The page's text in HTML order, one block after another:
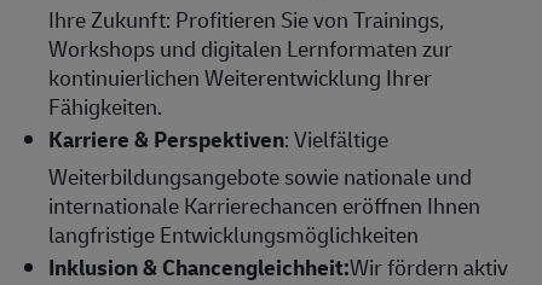
Ihre Zukunft: Profitieren Sie von Trainings,
Workshops und digitalen Lernformaten zur
kontinuierlichen Weiterentwicklung Ihrer
Fähigkeiten.
Karriere & Perspektiven: Vielfältige
Weiterbildungsangebote sowie nationale und
internationale Karrierechancen eröffnen Ihnen
langfristige Entwicklungsmöglichkeiten
Inklusion & Chancengleichheit:Wir fördern aktiv